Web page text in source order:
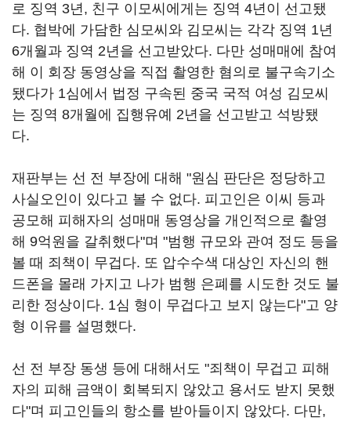
로 징역 3년, 친구 이모씨에게는 징역 4년이 선고됐
다. 협박에 가담한 심모씨와 김모씨는 각각 징역 1년
6개월과 징역 2년을 선고받았다. 다만 성매매에 참여
해 이 회장 동영상을 직접 촬영한 혐의로 불구속기소
됐다가 1심에서 법정 구속된 중국 국적 여성 김모씨
는 징역 8개월에 집행유예 2년을 선고받고 석방됐
다.
재판부는 선 전 부장에 대해 "원심 판단은 정당하고
사실오인이 있다고 볼 수 없다. 피고인은 이씨 등과
공모해 피해자의 성매매 동영상을 개인적으로 촬영
해 9억원을 갈취했다"며 "범행 규모와 관여 정도 등을
볼 때 죄책이 무겁다. 또 압수수색 대상인 자신의 핸
드폰을 몰래 가지고 나가 범행 은폐를 시도한 것도 불
리한 정상이다. 1심 형이 무겁다고 보지 않는다"고 양
형 이유를 설명했다.
선 전 부장 동생 등에 대해서도 "죄책이 무겁고 피해
자의 피해 금액이 회복되지 않았고 용서도 받지 못했
다"며 피고인들의 항소를 받아들이지 않았다. 다만,